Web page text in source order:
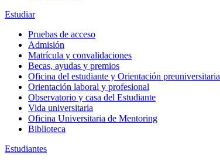
Estudiar
Pruebas de acceso
Admisión
Matrícula y convalidaciones
Becas, ayudas y premios
Oficina del estudiante y Orientación preuniversitaria
Orientación laboral y profesional
Observatorio y casa del Estudiante
Vida universitaria
Oficina Universitaria de Mentoring
Biblioteca
Estudiantes